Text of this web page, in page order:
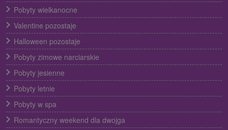
Pobyty wielkanocne
Valentine pozostaje
Halloween pozostaje
Pobyty zimowe narciarskie
Pobyty jesienne
Pobyty letnie
Pobyty w spa
Romantyczny weekend dla dwojga